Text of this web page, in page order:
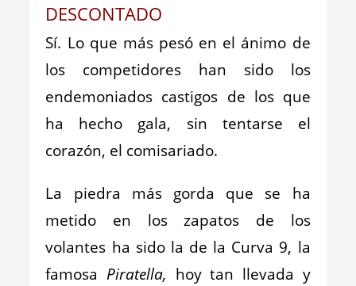
DESCONTADO
Sí. Lo que más pesó en el ánimo de
los competidores han sido los
endemoniados castigos de los que
ha hecho gala, sin tentarse el
corazón, el comisariado.
La piedra más gorda que se ha
metido en los zapatos de los
volantes ha sido la de la Curva 9, la
famosaPiratella, hoy tan llevada y